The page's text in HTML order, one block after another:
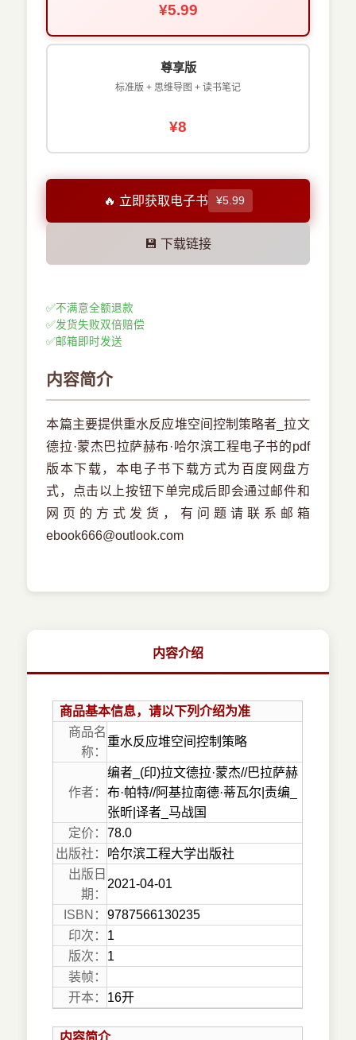
¥5.99
尊享版
标准版 + 思维导图 + 读书笔记
¥8
🔥 立即获取电子书 ¥5.99
💾 下载链接
✅不满意全额退款
✅发货失败双倍赔偿
✅邮箱即时发送
内容简介
本篇主要提供重水反应堆空间控制策略者_拉文
德拉·蒙杰巴拉萨赫布·哈尔滨工程电子书的pdf
版本下载，本电子书下载方式为百度网盘方
式，点击以上按钮下单完成后即会通过邮件和
网页的方式发货，有问题请联系邮箱
ebook666@outlook.com
内容介绍
商品基本信息，请以下列介绍为准
商品名
称：
重水反应堆空间控制策略
作者：
编者_(印)拉文德拉·蒙杰//巴拉萨赫
布·帕特//阿基拉南德·蒂瓦尔|责编_
张昕|译者_马战国
定价： 78.0
出版社： 哈尔滨工程大学出版社
出版日
期：
2021-04-01
ISBN： 9787566130235
印次： 1
版次： 1
装帧：
开本： 16开